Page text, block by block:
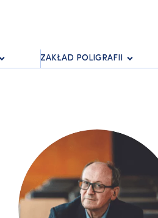
ZAKŁAD POLIGRAFII